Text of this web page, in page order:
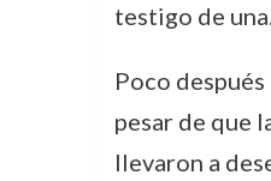
testigo de
Poco
pesar de que
llevaron a